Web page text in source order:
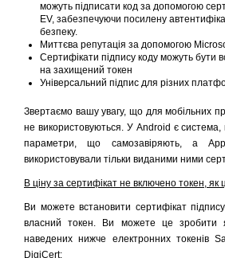
можуть підписати код за допомогою
EV, забезпечуючи посилену
безпеку.
Миттєва репутація за допомогою
Сертифікати підпису коду можуть бути
на захищений токен
Універсальний підпис для різних
Звертаємо вашу увагу, що для мобільних
не використовуються. У Android є система,
параметри, що самозавіряють, а
використовували тільки виданими ними
В ціну за сертифікат не включено токен, як
Ви можете встановити сертифікат
власний токен. Ви можете це
наведених нижче електронних токенів
DigiCert: